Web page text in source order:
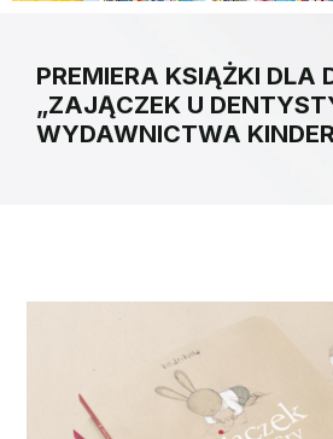
PREMIERA KSIĄŻKI DLA
„ZAJĄCZEK U
WYDAWNICTWA